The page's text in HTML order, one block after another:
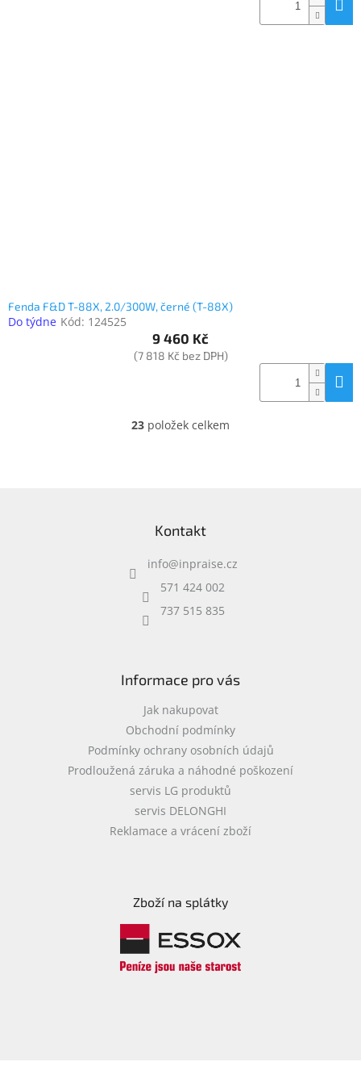
Fenda F&D T-88X, 2.0/300W, černé (T-88X)
Do týdne Kód: 124525
9 460 Kč
(7 818 Kč bez DPH)
O
c
í
r
v
y
i
s
u
23 položek celkem
Kontakt
info@inpraise.cz
571 424 002
737 515 835
Informace pro vás
Jak nakupovat
Obchodní podmínky
Podmínky ochrany osobních údajů
Prodloužená záruka a náhodné poškození
servis LG produktů
servis DELONGHI
Reklamace a vrácení zboží
Zboží na splátky